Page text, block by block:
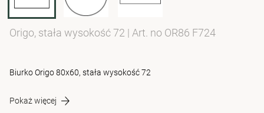
Origo, stała wysokość 72 | Art. no OR86 F724
Biurko Origo 80x60, stała wysokość 72
Pokaż więcej